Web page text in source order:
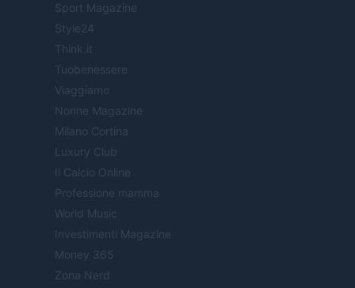
Sport Magazine
Style24
Think.it
Tuobenessere
Viaggiamo
Nonne Magazine
Milano Cortina
Luxury Club
Il Calcio Online
Professione mamma
World Music
Investimenti Magazine
Money 365
Zona Nerd